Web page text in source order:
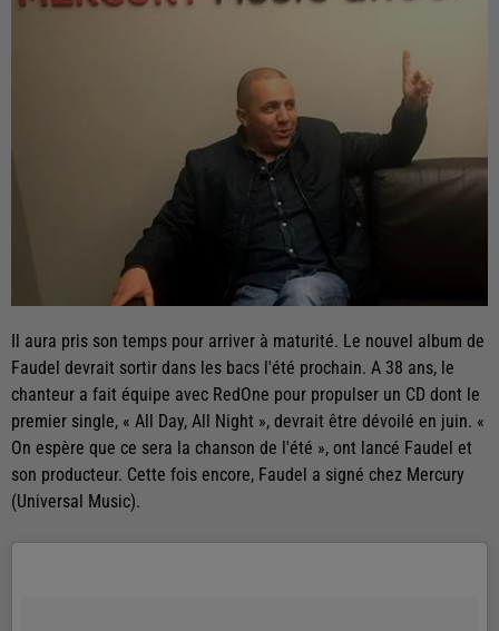
Il aura pris son temps pour arriver à maturité. Le nouvel album de
Faudel devrait sortir dans les bacs l'été prochain. A 38 ans, le
chanteur a fait équipe avec RedOne pour propulser un CD dont le
premier single, « All Day, All Night », devrait être dévoilé en juin. «
On espère que ce sera la chanson de l'été », ont lancé Faudel et
son producteur. Cette fois encore, Faudel a signé chez Mercury
(Universal Music).